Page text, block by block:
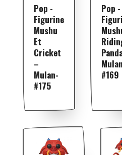
Pop -
Figurine
Mushu
Et
Cricket
–
Mulan-
#175
Pop -
#169